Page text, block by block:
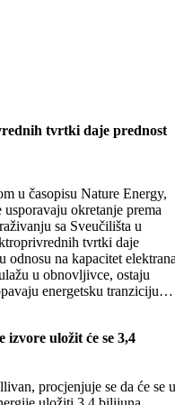
tvrtki daje prednost
u časopisu Nature Energy,
okretanje prema
sa Sveučilišta u
tvrtki daje
na kapacitet
u obnovljivce, ostaju
energetsku tranziciju…
uložit će se 3,4
procjenjuje se da će se